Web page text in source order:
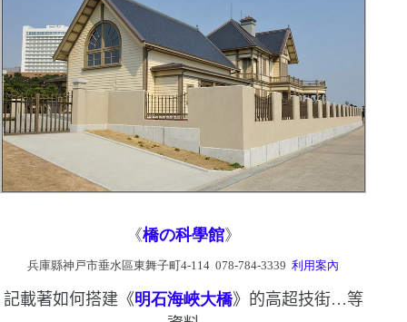
《橋の科學館》
兵庫縣神戸市垂水區東舞子町4-114 078-784-3339利用案內
記載著如何搭建 《明石海峽大橋》 的高超技街…等